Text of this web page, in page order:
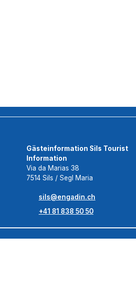
Gästeinformation Sils Tourist
Information
Via da Marias 38
7514 Sils / Segl Maria
sils@engadin.ch
+41 81 838 50 50